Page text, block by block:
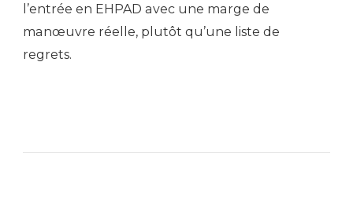
l’entrée en EHPAD avec une marge de
manœuvre réelle, plutôt qu’une liste de
regrets.